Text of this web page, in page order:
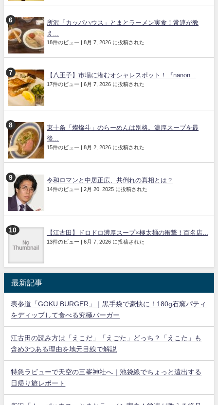
所沢「カッパハウス」とまとラーメン実食！常連が教
え...
18件のビュー | 8月 7, 2026 に投稿された
【八王子】市場に潜むオシャレスポット！『nanon...
17件のビュー | 6月 7, 2026 に投稿された
東十条「燦燦斗」のらーめんは別格。濃厚スープを最
後...
15件のビュー | 8月 2, 2026 に投稿された
令和ロマンと中居正広、共倒れの真相とは？
14件のビュー | 2月 20, 2025 に投稿された
【江古田】ドロドロ濃厚スープ×極太麺の衝撃！百名店...
13件のビュー | 6月 7, 2026 に投稿された
最新記事
表参道「GOKU BURGER」｜黒手袋で豪快に！180g石窯パティ
をディップして食べる究極バーガー
江古田の読み方は「えこだ」「えごた」どっち？「えこた」も
含め3つある理由を地元目線で解説
特急ラビューで天空の三峯神社へ｜池袋線でちょっと遠出する
日帰り旅レポート